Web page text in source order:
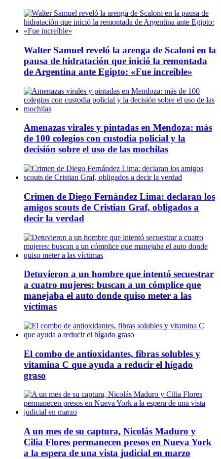
Walter Samuel reveló la arenga de Scaloni en la
pausa de hidratación que inició la remontada
de Argentina ante Egipto: «Fue increíble»
Amenazas virales y pintadas en Mendoza: más
de 100 colegios con custodia policial y la
decisión sobre el uso de las mochilas
Crimen de Diego Fernández Lima: declaran los
amigos scouts de Cristian Graf, obligados a
decir la verdad
Detuvieron a un hombre que intentó secuestrar
a cuatro mujeres: buscan a un cómplice que
manejaba el auto donde quiso meter a las
víctimas
El combo de antioxidantes, fibras solubles y
vitamina C que ayuda a reducir el hígado
graso
A un mes de su captura, Nicolás Maduro y
Cilia Flores permanecen presos en Nueva York
a la espera de una vista judicial en marzo